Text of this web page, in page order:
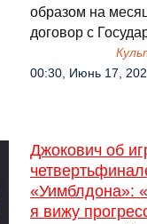
образом на
договор с
00:30, Июнь 17,
Джокович об
«Уимблдона»:
я вижу